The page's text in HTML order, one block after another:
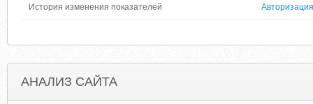
История изменения показателей Авторизация
АНАЛИЗ САЙТА